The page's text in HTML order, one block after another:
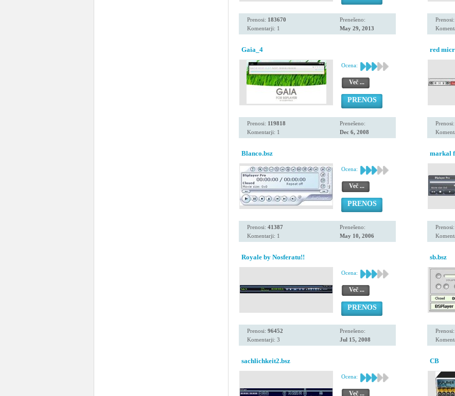
Prenosi: 183670
Komentarji: 1
Prenešeno:
May 29, 2013
Prenosi:
Gaia_4
Ocena:
Več ...
PRENOS
Prenosi: 119818
Komentarji: 1
Prenešeno:
Dec 6, 2008
red
Prenosi:
Blanco.bsz
Ocena:
Več ...
PRENOS
Prenosi: 41387
Komentarji: 1
Prenešeno:
May 10, 2006
markal
Prenosi:
Royale by Nosferatu!!
Ocena:
Več ...
PRENOS
Prenosi: 96452
Komentarji: 3
Prenešeno:
Jul 15, 2008
sb.bsz
Prenosi:
sachlichkeit2.bsz
Ocena:
Več ...
CB